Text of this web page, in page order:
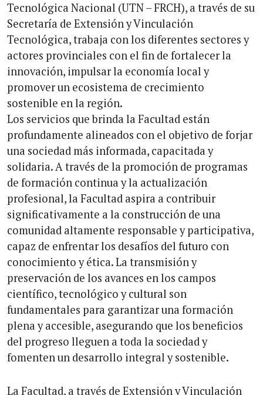
Tecnológica Nacional (UTN – FRCH), a través de su
Secretaría de Extensión y Vinculación
Tecnológica, trabaja con los diferentes sectores y
actores provinciales con el fin de fortalecer la
innovación, impulsar la economía local y
promover un ecosistema de crecimiento
sostenible en la región.
Los servicios que brinda la Facultad están
profundamente alineados con el objetivo de forjar
una sociedad más informada, capacitada y
solidaria. A través de la promoción de programas
de formación continua y la actualización
profesional, la Facultad aspira a contribuir
significativamente a la construcción de una
comunidad altamente responsable y participativa,
capaz de enfrentar los desafíos del futuro con
conocimiento y ética. La transmisión y
preservación de los avances en los campos
científico, tecnológico y cultural son
fundamentales para garantizar una formación
plena y accesible, asegurando que los beneficios
del progreso lleguen a toda la sociedad y
fomenten un desarrollo integral y sostenible.
La Facultad, a través de Extensión y Vinculación